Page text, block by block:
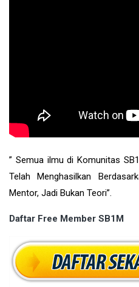
” Semua ilmu di Komunitas
Telah Menghasilkan
Mentor, Jadi Bukan Teori”.
Daftar Free Member SB1M